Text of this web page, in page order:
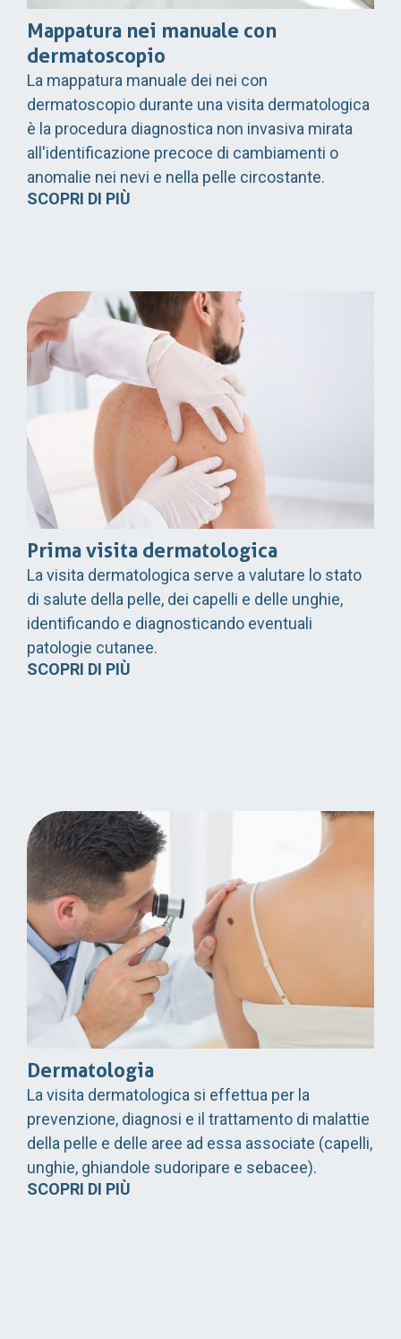
Mappatura nei manuale con
dermatoscopio
La mappatura manuale dei nei con
dermatoscopio durante una visita dermatologica
è la procedura diagnostica non invasiva mirata
all'identificazione precoce di cambiamenti o
anomalie nei nevi e nella pelle circostante.
SCOPRI DI PIÙ
Prima visita dermatologica
La visita dermatologica serve a valutare lo stato
di salute della pelle, dei capelli e delle unghie,
identificando e diagnosticando eventuali
patologie cutanee.
SCOPRI DI PIÙ
Dermatologia
La visita dermatologica si effettua per la
prevenzione, diagnosi e il trattamento di malattie
della pelle e delle aree ad essa associate (capelli,
unghie, ghiandole sudoripare e sebacee).
SCOPRI DI PIÙ